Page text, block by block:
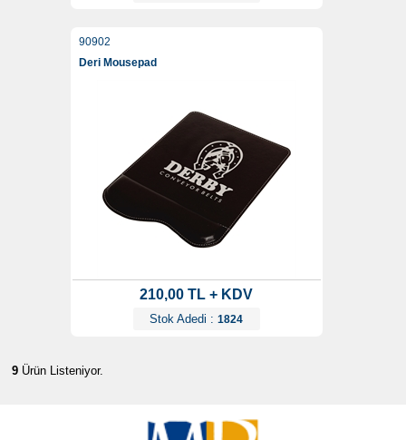
90902
Deri Mousepad
210,00 TL + KDV
Stok Adedi : 1824
9Ürün Listeniyor.